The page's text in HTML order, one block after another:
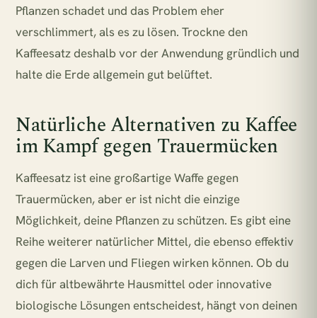
Pflanzen schadet und das Problem eher
verschlimmert, als es zu lösen. Trockne den
Kaffeesatz deshalb vor der Anwendung gründlich und
halte die Erde allgemein gut belüftet.
Natürliche Alternativen zu Kaffee
im Kampf gegen Trauermücken
Kaffeesatz ist eine großartige Waffe gegen
Trauermücken, aber er ist nicht die einzige
Möglichkeit, deine Pflanzen zu schützen. Es gibt eine
Reihe weiterer natürlicher Mittel, die ebenso effektiv
gegen die Larven und Fliegen wirken können. Ob du
dich für altbewährte Hausmittel oder innovative
biologische Lösungen entscheidest, hängt von deinen